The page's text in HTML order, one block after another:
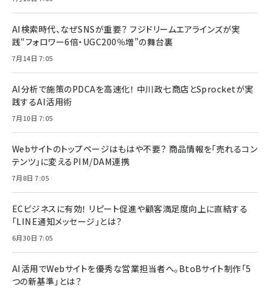
AI検索時代、なぜSNSが重要？ フジドリームエアラインズが実
践“フォロワー6倍・UGC200％増”の舞台裏
7月14日 7:05
AI分析で施策のPDCAを高速化！ 中川政七商店とSprocketが実
践するAI活用術
7月10日 7:05
Webサイトのトップページはもはや不要？ 商品情報を「売れるコン
テンツ」に変えるPIM/DAM連携
7月8日 7:05
ECビジネスに有効！ リピート促進や顧客満足度向上に直結する
「LINE通知メッセージ」とは？
6月30日 7:05
AI活用でWebサイトを優秀な営業担当者へ。BtoBサイト制作「5
つの新基準」とは？